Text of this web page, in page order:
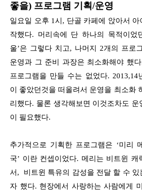
좋을) 프로그램 기획/운영
일요일 오후 1시, 단골 카페에 앉아서 아
작했다. 머리속에 단 하나의 목적이었
울’은 그렇다 치고, 나머지 2개의 프로
운영과 그 준비 과장은 최소화해야 했
프로그램을 만들 수는 없었다. 2013,14
이 좋았던것을 떠올려서 운영을 최소화
리했다. 물론 생각해보면 이것조차도
이 필요했다.
추가적으로 기획한 프로그램은 ‘미리
국’ 이란 컨셉이었다. 메리는 비트윈 캐
서, 비트윈 특유의 감성을 전달 할 수 있
자 했다. 현장에서 사랑하는 사람에게